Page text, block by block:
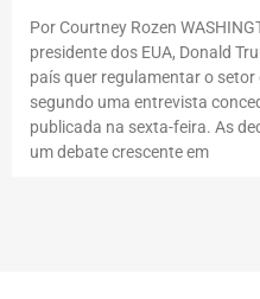
Por Courtney Rozen
presidente dos EUA, Donald
país quer regulamentar o setor
segundo uma entrevista
publicada na sexta-feira. As
um debate crescente em